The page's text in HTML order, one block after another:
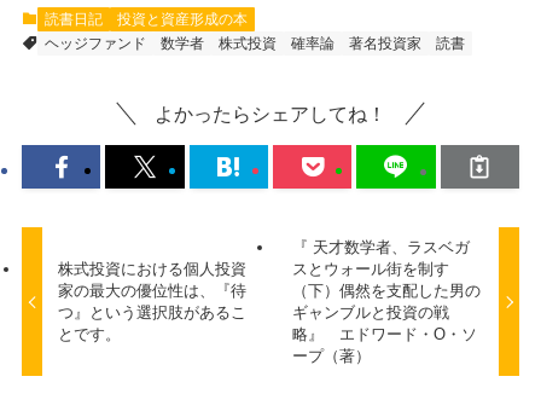
読書日記
投資と資産形成の本
ヘッジファンド
数学者 株式投資 確率論 著名投資家 読書
よかったらシェアしてね！
株式投資における個人投資
家の最大の優位性は、『待
つ』という選択肢があるこ
とです。
『 天才数学者、ラスベガ
スとウォール街を制す
（下）偶然を支配した男の
ギャンブルと投資の戦
略』 エドワード・O・ソ
ープ（著）